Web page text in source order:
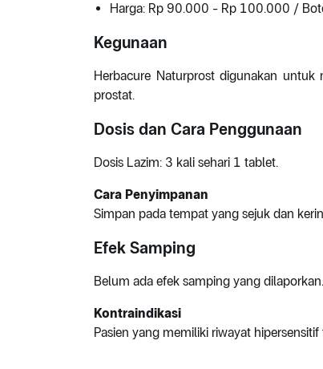
Harga: Rp 90.000 - Rp 100.000 /
Kegunaan
Herbacure Naturprost digunakan
prostat.
Dosis dan Cara Penggunaan
Dosis Lazim: 3 kali sehari 1 tablet.
Cara Penyimpanan
Simpan pada tempat yang sejuk dan
Efek Samping
Belum ada efek samping yang dilaporkan.
Kontraindikasi
Pasien yang memiliki riwayat